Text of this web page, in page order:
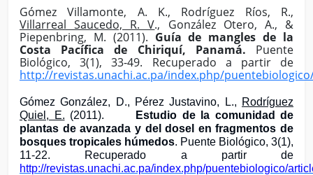
Gómez Villamonte, A. K., Rodríguez Ríos, R.,
Villarreal Saucedo, R. V., González Otero, A., &
Piepenbring, M. (2011). Guía de mangles de la
Costa Pacífica de Chiriquí, Panamá. Puente
Biológico, 3(1), 33-49. Recuperado a partir de
http://revistas.unachi.ac.pa/index.php/
Gómez González, D., Pérez Justavino, L., Rodríguez
Quiel, E. (2011).
Estudio de la comunidad de
plantas de avanzada y del dosel en fragmentos de
bosques tropicales húmedos. Puente Biológico, 3(1),
11-22. Recuperado a partir de
http://revistas.unachi.ac.pa/index.php/puentebiologico/